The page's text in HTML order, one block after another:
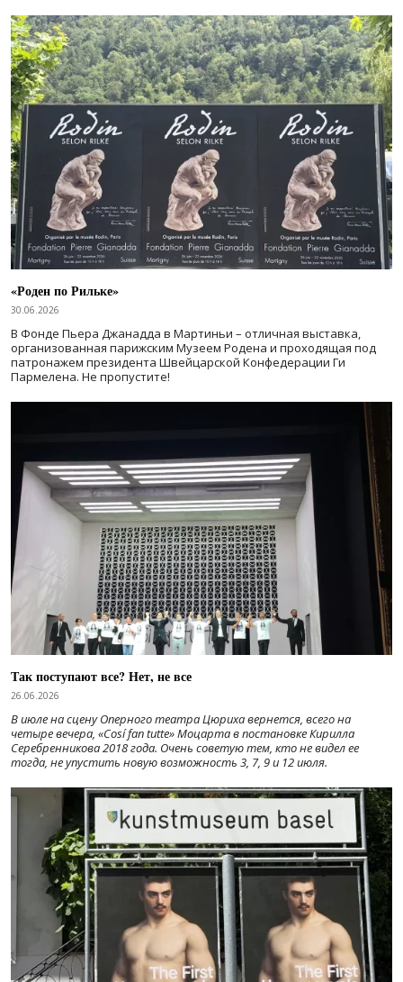
«Роден по Рильке»
30.06.2026
В Фонде Пьера Джанадда в Мартиньи – отличная выставка,
организованная парижским Музеем Родена и проходящая под
патронажем президента Швейцарской Конфедерации Ги
Пармелена. Не пропустите!
Так поступают все? Нет, не все
26.06.2026
В июле на сцену Оперного театра Цюриха вернется, всего на
четыре вечера, «Cosí fan tutte» Моцарта в постановке Кирилла
Серебренникова 2018 года. Очень советую тем, кто не видел ее
тогда, не упустить новую возможность 3, 7, 9 и 12 июля.